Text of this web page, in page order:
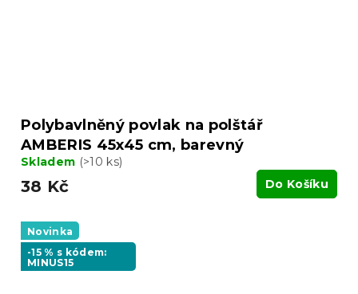
Polybavlněný povlak na polštář
AMBERIS 45x45 cm, barevný
Skladem (>10 ks)
38 Kč Do Košíku
Novinka
-15 % s kódem:
MINUS15